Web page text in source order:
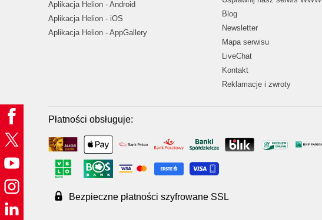
Aplikacja Helion - Android
Aplikacja Helion - iOS
Aplikacja Helion - AppGallery
Blog
Newsletter
Mapa serwisu
LiveChat
Kontakt
Reklamacje i zwroty
Płatności obsługuje:
Bezpieczne płatności szyfrowane SSL